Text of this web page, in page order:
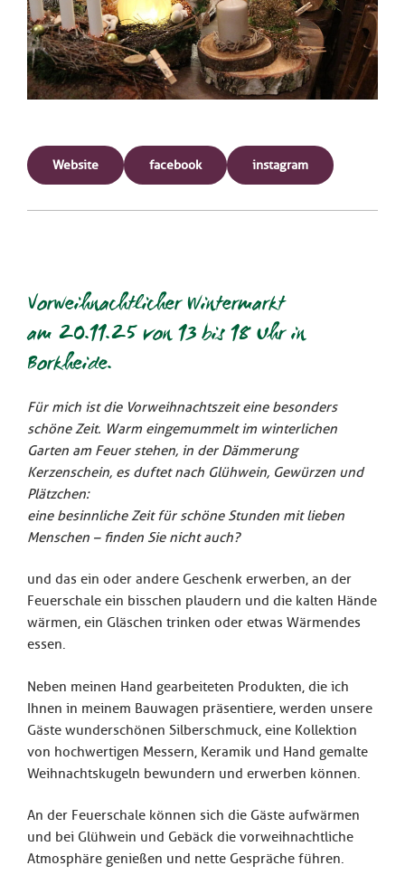
Website facebook instagram
Vorweihnachtlicher Wintermarkt
am 20.11.25 von 13 bis 18 Uhr in
Borkheide.
Für mich ist die Vorweihnachtszeit eine besonders
schöne Zeit. Warm eingemummelt im winterlichen
Garten am Feuer stehen, in der Dämmerung
Kerzenschein, es duftet nach Glühwein, Gewürzen und
Plätzchen:
eine besinnliche Zeit für schöne Stunden mit lieben
Menschen – finden Sie nicht auch?
und das ein oder andere Geschenk erwerben, an der
Feuerschale ein bisschen plaudern und die kalten Hände
wärmen, ein Gläschen trinken oder etwas Wärmendes
essen.
Neben meinen Hand gearbeiteten Produkten, die ich
Ihnen in meinem Bauwagen präsentiere, werden unsere
Gäste wunderschönen Silberschmuck, eine Kollektion
von hochwertigen Messern, Keramik und Hand gemalte
Weihnachtskugeln bewundern und erwerben können.
An der Feuerschale können sich die Gäste aufwärmen
und bei Glühwein und Gebäck die vorweihnachtliche
Atmosphäre genießen und nette Gespräche führen.